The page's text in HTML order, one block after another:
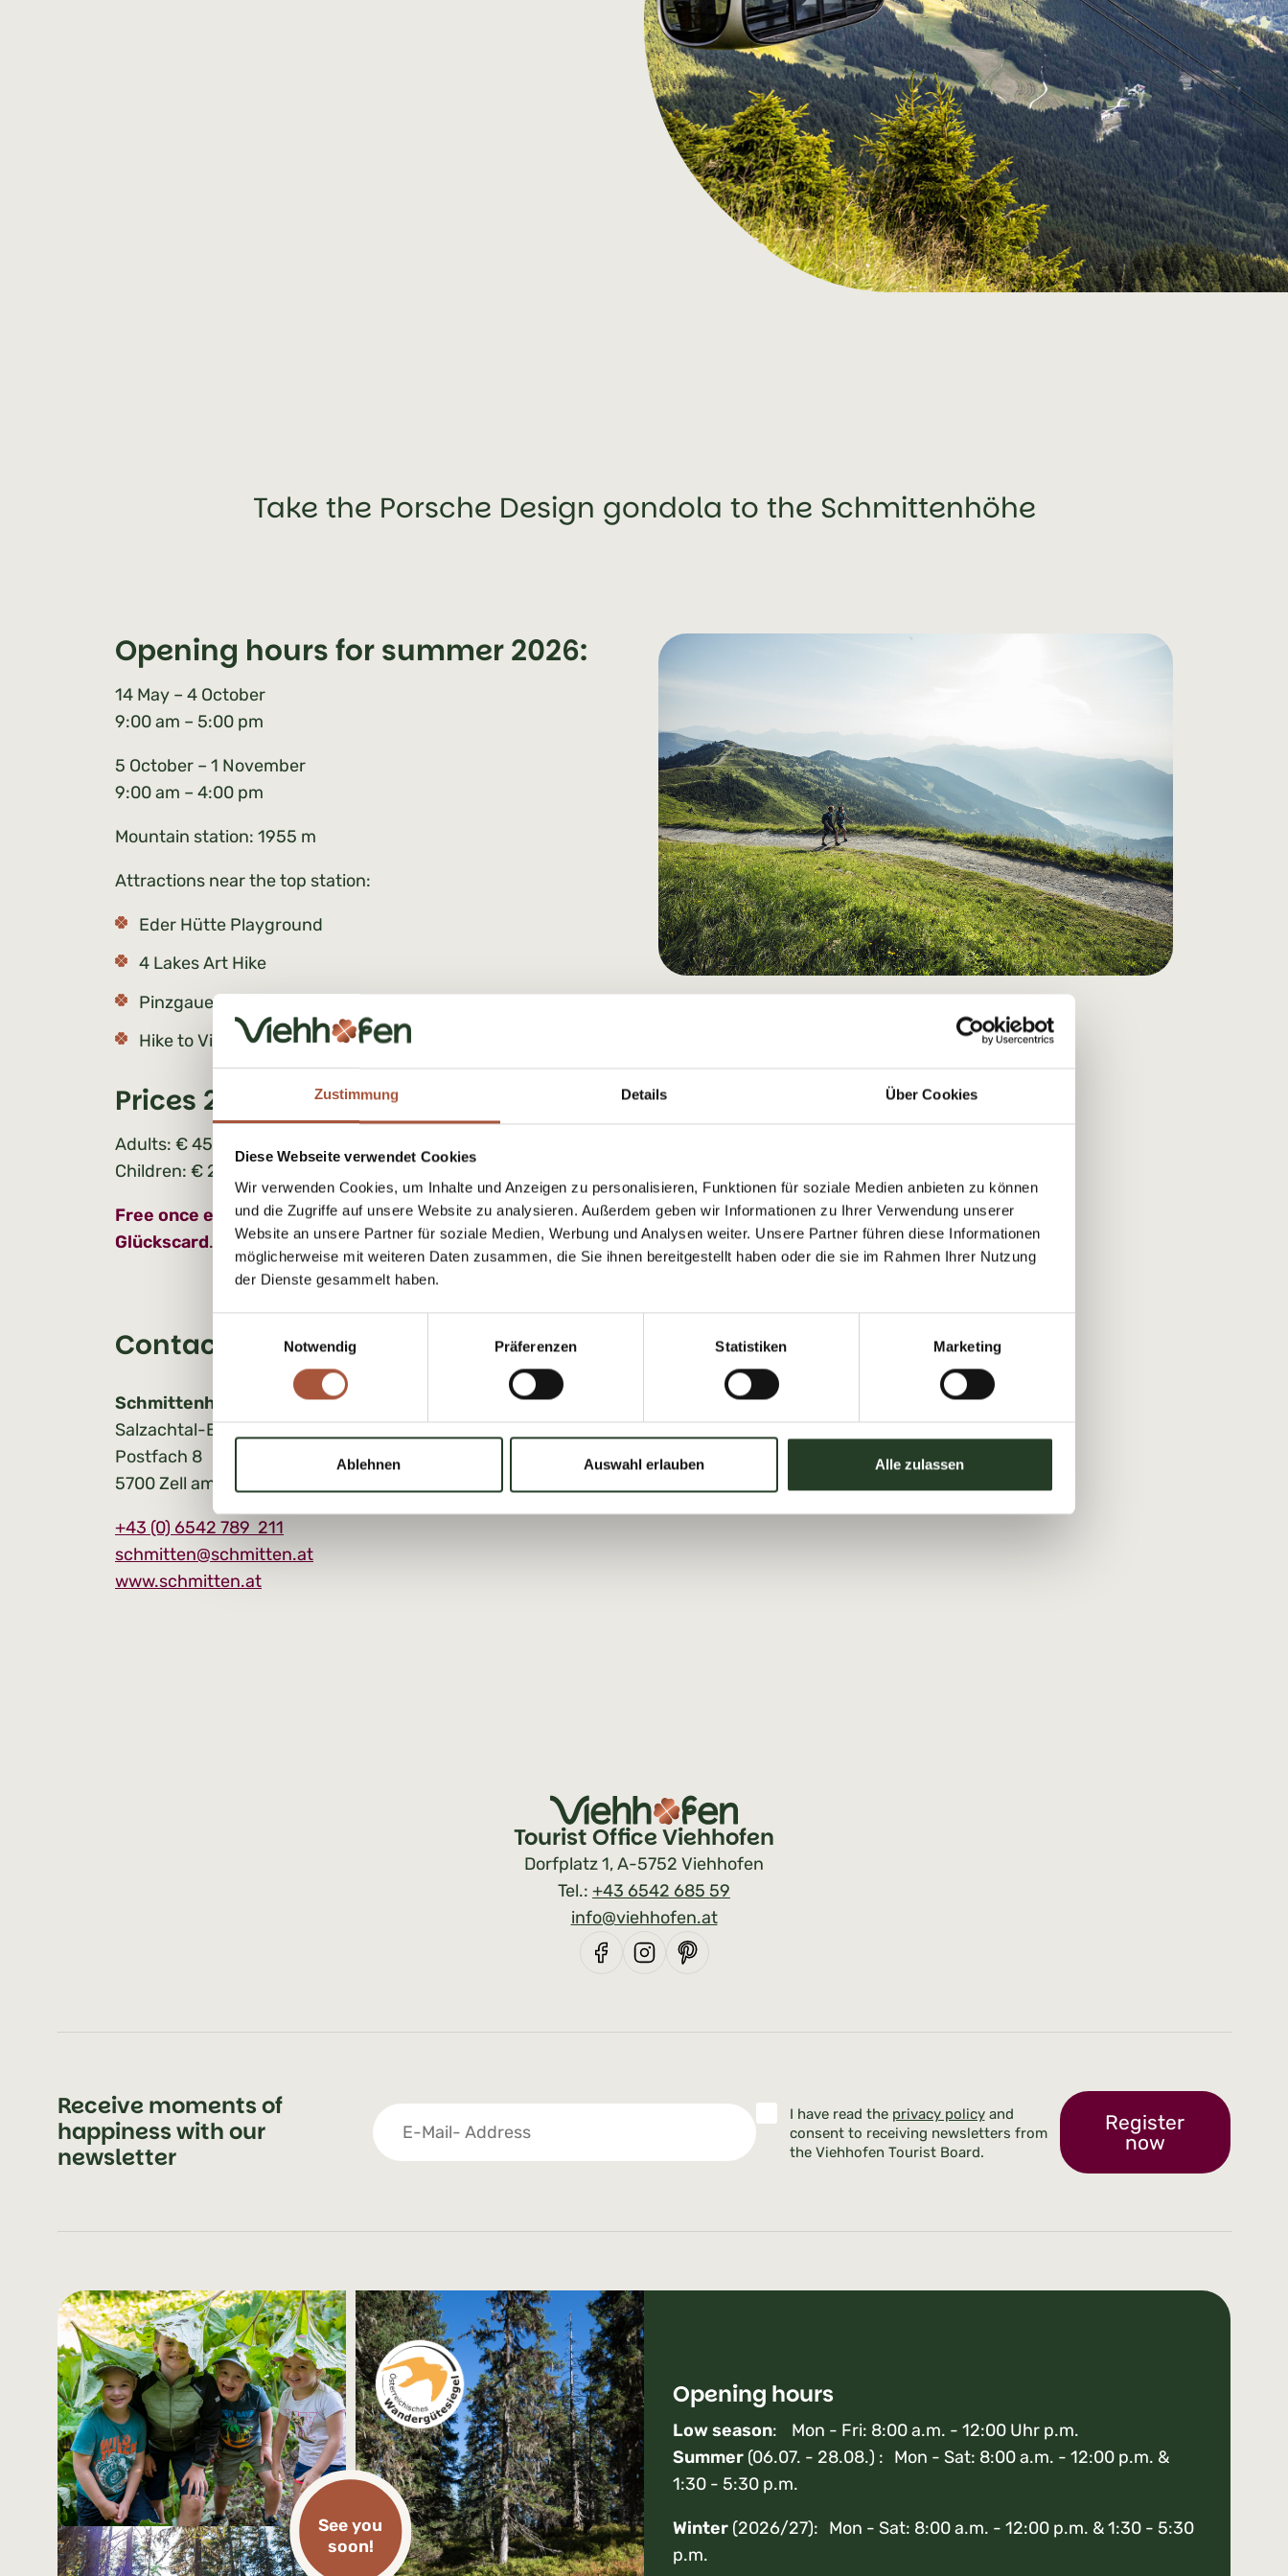
Zustimmung Details Über Cookies
Diese Webseite verwendet Cookies
Wir verwenden Cookies, um Inhalte und Anzeigen zu personalisieren, Funktionen für soziale Medien anbieten zu können
und die Zugriffe auf unsere Website zu analysieren. Außerdem geben wir Informationen zu Ihrer Verwendung unserer
Website an unsere Partner für soziale Medien, Werbung und Analysen weiter. Unsere Partner führen diese Informationen
möglicherweise mit weiteren Daten zusammen, die Sie ihnen bereitgestellt haben oder die sie im Rahmen Ihrer Nutzung
der Dienste gesammelt haben.
Notwendig
Präferenzen Statistiken Marketing
Ablehnen Auswahl erlauben Alle zulassen
Take the Porsche Design gondola to the Schmittenhöhe
Opening hours for summer 2026:
14 May – 4 October
9:00 am – 5:00 pm
5 October – 1 November
9:00 am – 4:00 pm
Mountain station: 1955 m
Attractions near the top station:
Eder Hütte Playground
4 Lakes Art Hike
Pinzgauer Spaziergang
Hike to Viehhofen
Prices 2026:
Adults: € 45,00
Children: € 22,50
Free once every 6 days or per stay with the Viehhofen
Glückscard.
Contact:
Schmittenhöhebahn AG
Salzachtal-Bundesstraße 7
Postfach 8
5700 Zell am See
+43 (0) 6542 789 211
schmitten@schmitten.at
www.schmitten.at
Tourist Office Viehhofen
Dorfplatz 1, A-5752 Viehhofen
Tel.: +43 6542 685 59
info@viehhofen.at
Receive moments of
happiness with our
newsletter
I have read the privacy policyand
consent to receiving newsletters from
the Viehhofen Tourist Board.
Register
now
See you
soon!
Opening hours
Low season: Mon - Fri: 8:00 a.m. - 12:00 Uhr p.m.
Summer (06.07. - 28.08.) : Mon - Sat: 8:00 a.m. - 12:00 p.m. &
1:30 - 5:30 p.m.
Winter (2026/27): Mon - Sat: 8:00 a.m. - 12:00 p.m. & 1:30 - 5:30
p.m.